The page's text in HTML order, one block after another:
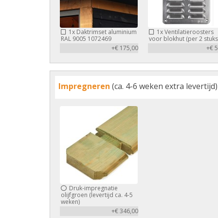
1x Daktrimset aluminium
RAL 9005 1072469
+€ 175,00
1xVentilatieroosters
voor blokhut (per 2
+€
Impregneren (ca. 4-6 weken extra levertijd)
Druk-impregnatie
olijfgroen (levertijd ca. 4-5
weken)
+€ 346,00